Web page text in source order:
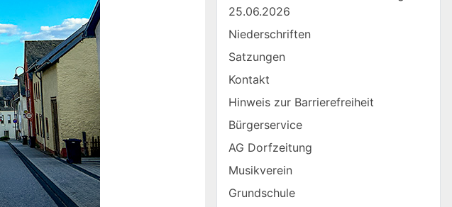
25.06.2026
Niederschriften
Satzungen
Kontakt
Hinweis zur Barrierefreiheit
Bürgerservice
AG Dorfzeitung
Musikverein
Grundschule